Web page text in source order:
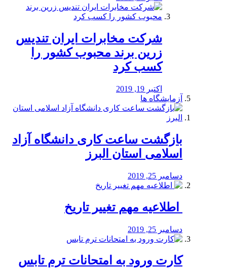
شرکت مخابرات ایران تندیس
زرین برند محبوب کشور را
کسب کرد
اکتبر 19, 2019
آزمایشگاه ها
بازگشت ساعت کاری دانشگاه آزاد
اسلامی استان البرز
دسامبر 25, 2019
️ اطلاعیه مهم تغییر تاریخ
دسامبر 25, 2019
کارت ورود به امتحانات ترم تابس